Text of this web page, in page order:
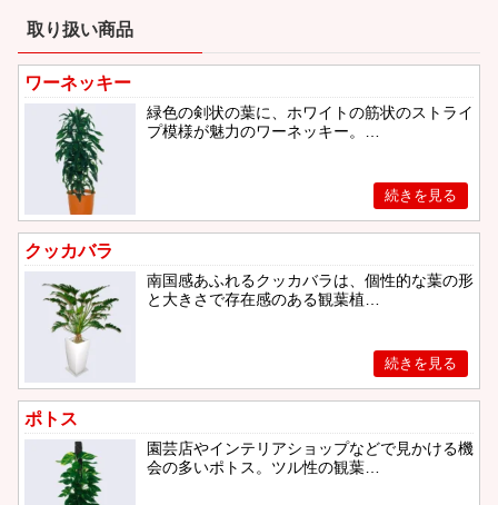
取り扱い商品
ワーネッキー
緑色の剣状の葉に、ホワイトの筋状のストライ
プ模様が魅力のワーネッキー。…
クッカバラ
南国感あふれるクッカバラは、個性的な葉の形
と大きさで存在感のある観葉植…
ポトス
園芸店やインテリアショップなどで見かける機
会の多いポトス。ツル性の観葉…